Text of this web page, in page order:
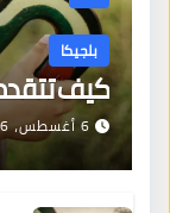
بلجيكا
كيف
6 أغسطس، 2026